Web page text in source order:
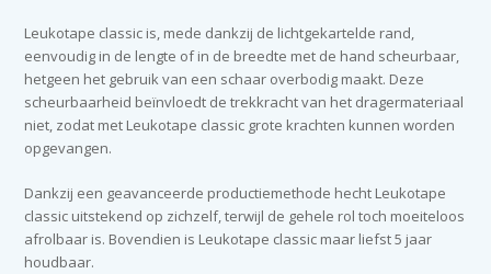
Leukotape classic is, mede dankzij de lichtgekartelde rand,
eenvoudig in de lengte of in de breedte met de hand scheurbaar,
hetgeen het gebruik van een schaar overbodig maakt. Deze
scheurbaarheid beïnvloedt de trekkracht van het dragermateriaal
niet, zodat met Leukotape classic grote krachten kunnen worden
opgevangen.
Dankzij een geavanceerde productiemethode hecht Leukotape
classic uitstekend op zichzelf, terwijl de gehele rol toch moeiteloos
afrolbaar is. Bovendien is Leukotape classic maar liefst 5 jaar
houdbaar.